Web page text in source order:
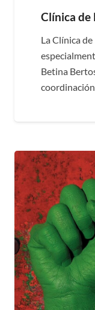
Clínica de
La Clínica
Betina
coordinación